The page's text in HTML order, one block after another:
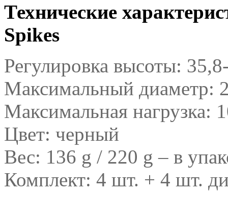
Технические
Spikes
Регулировка высоты:
Максимальный диаметр:
Максимальная нагрузка:
Цвет: черный
Вес: 136 g / 220 g – в
Комплект: 4 шт. + 4 шт.